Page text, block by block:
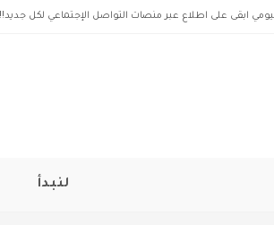
ابقى على اطلاع عبر منصات التواصل الإجتماعي لكل جديد!!
لنبدأ